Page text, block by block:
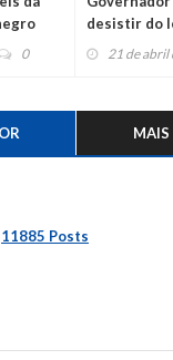
0
desistir do
e que21 de abril
11885 Posts